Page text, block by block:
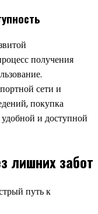
получения
сети и
покупка
и доступной
лишних забот
путь к